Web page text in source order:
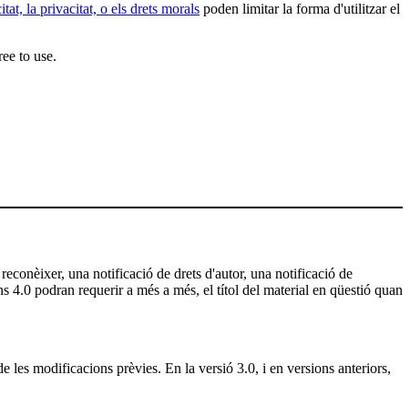
la privacitat, o els drets morals poden limitar la forma d'utilitzar el
to use.
una notificació de drets d'autor, una notificació de
podran requerir a més a més, el títol del material en qüestió quan
modificacions prèvies. En la versió 3.0, i en versions anteriors,